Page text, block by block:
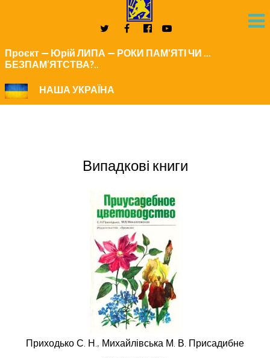
Проєкт — Юрій ЛИПА — РОКИ ПАМ'ЯТІ ЧИ ...
БЕЗПАМ’ЯТСТВА?..
НАША УКРАЇНА
Випадкові книги
Приходько С. Н., Михайлівська М. В. Присадибне